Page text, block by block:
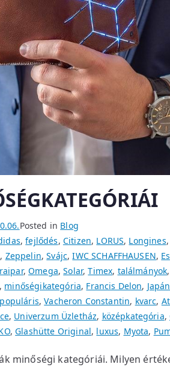
Posted in Blog
,fejlődés, Citizen, LORUS, Longines
, Zeppelin,Svájc,IWC SCHAFFHAUSEN,
,Omega,Solar,Timex, találmányok,
, minőségikategória, Francis Delon, Japán
populáris,Vacheron Constantin, kvarc,
, Univerzum Üzletház, középkategória,
,Glashütte Original, luxus, Myota,
minőségi kategóriái. Milyen